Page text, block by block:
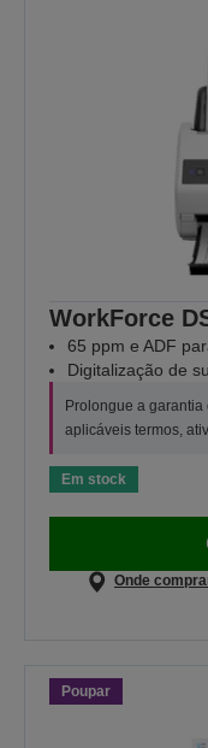
WorkForce
65 ppm e ADF
Digitalização de
Prolongue a
aplicáveis termos,
Em stock
Onde
Poupar